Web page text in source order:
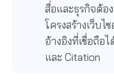
สื่อและธุรกิจต้อ
โครงสร้างเว็บไ
อ้างอิงที่เชื่อถือ
และ Citation